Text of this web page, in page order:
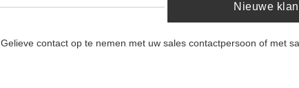
Nieuwe
Gelieve contact op te nemen met uw sales contactpersoon of met